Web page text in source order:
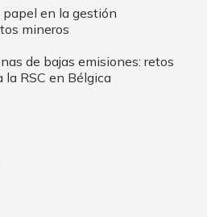
papel en la gestión
mineros
de bajas emisiones: retos
RSC en Bélgica